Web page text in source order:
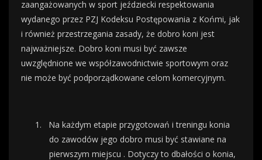
zaangażowanych w sport jeździecki respektowania
wydanego przez PZJ Kodeksu Postępowania z Końmi, jak
i również przestrzegania zasady, że dobro koni jest
najważniejsze. Dobro koni musi być zawsze
uwzględnione we współzawodnictwie sportowym oraz
nie może być podporządkowane celom komercyjnym.
1.
Na każdym etapie przygotowań i treningu konia
do zawodów jego dobro musi być stawiane na
pierwszym miejscu . Dotyczy to dbałości o konia,